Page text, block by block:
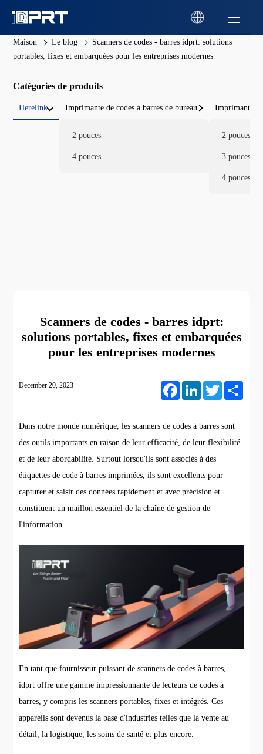
Maison Le blog
Scanners de codes - barres idprt: solutions
portables, fixes et embarquées pour les entreprises modernes
Catégories de produits
Herelink Imprimante de codes à barres de bureau
2 pouces
4 pouces
Imprimante
2 pouces
3 pouces
4 pouces
Scanners de codes - barres idprt:
solutions portables, fixes et embarquées
pour les entreprises modernes
December 20, 2023 FacebookLinkedIn Twitter
Dans notre monde numérique, les scanners de codes à barres sont
des outils importants en raison de leur efficacité, de leur flexibilité
et de leur abordabilité. Surtout lorsqu'ils sont associés à des
étiquettes de code à barres imprimées, ils sont excellents pour
capturer et saisir des données rapidement et avec précision et
constituent un maillon essentiel de la chaîne de gestion de
l'information.
En tant que fournisseur puissant de scanners de codes à barres,
idprt offre une gamme impressionnante de lecteurs de codes à
barres, y compris les scanners portables, fixes et intégrés. Ces
appareils sont devenus la base d'industries telles que la vente au
détail, la logistique, les soins de santé et plus encore.